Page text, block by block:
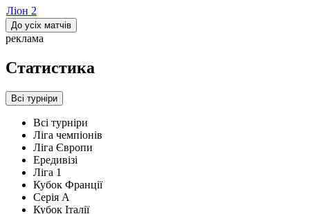
Ліон 2
До усіх матчів
реклама
Статистика
Всі турніри
Всі турніри
Ліга чемпіонів
Ліга Європи
Ередивізі
Ліга 1
Кубок Франції
Серія А
Кубок Італії